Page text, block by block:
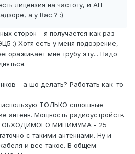
лицензия на частоту, и АП
а у Вас ? :)
сторон - я получается как раз
:) Хотя есть у меня подозрение,
мне трубу эту... Надо
- а шо делать? Работать как-то
ТОЛЬКО сплошные
антенн. Мощность радиоустройств
МИНИМУМА - 25-
с такими антеннами. Ну и
и все такое. В общем